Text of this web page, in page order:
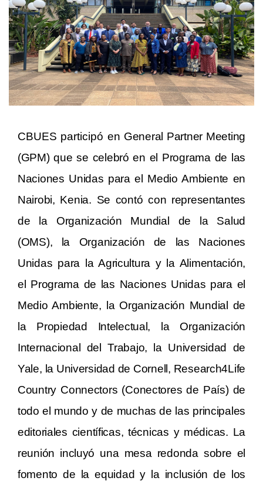
CBUES participó en General Partner Meeting
(GPM) que se celebró en el Programa de las
Naciones Unidas para el Medio Ambiente en
Nairobi, Kenia. Se contó con representantes
de la Organización Mundial de la Salud
(OMS), la Organización de las Naciones
Unidas para la Agricultura y la Alimentación,
el Programa de las Naciones Unidas para el
Medio Ambiente, la Organización Mundial de
la Propiedad Intelectual, la Organización
Internacional del Trabajo, la Universidad de
Yale, la Universidad de Cornell, Research4Life
Country Connectors (Conectores de País) de
todo el mundo y de muchas de las principales
editoriales científicas, técnicas y médicas. La
reunión incluyó una mesa redonda sobre el
fomento de la equidad y la inclusión de los